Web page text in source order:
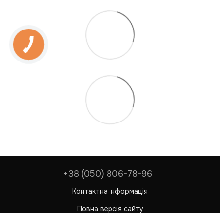
+38 (050) 806-78-96
Контактна інформація
Повна версія сайту